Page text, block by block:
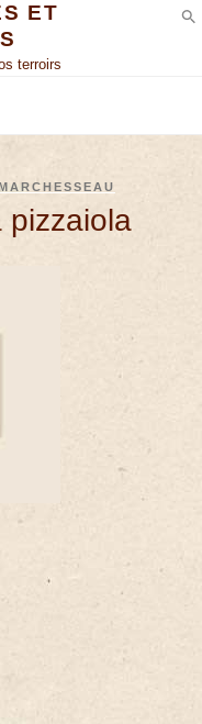
ET
terroirs
pizzaiola